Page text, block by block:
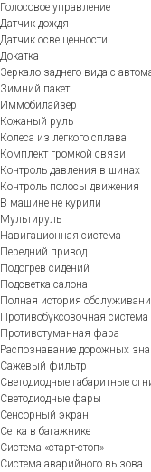
Голосовое управление
Датчик дождя
Датчик освещенности
Докатка
Зеркало заднего вида с
Зимний пакет
Иммобилайзер
Кожаный руль
Колеса из легкого сплава
Комплект громкой связи
Контроль давления в шинах
Контроль полосы движения
В машине не курили
Мультируль
Навигационная система
Передний привод
Подогрев сидений
Подсветка салона
Полная история
Противобуксовочная система
Противотуманная фара
Распознавание дорожных
Сажевый фильтр
Светодиодные габаритные
Светодиодные фары
Сенсорный экран
Сетка в багажнике
Система «старт-стоп»
Система аварийного вызова